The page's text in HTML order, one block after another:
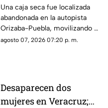
de Veracruz; esto
sabemos
Una caja seca fue localizada
abandonada en la autopista
Orizaba-Puebla, movilizando a
corporaciones de seguridad
agosto 07, 2026 07:20 p. m.
Desaparecen dos
mujeres en Veracruz;